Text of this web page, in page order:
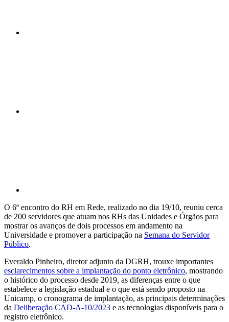
O 6º encontro do RH em Rede, realizado no dia 19/10, reuniu cerca
de 200 servidores que atuam nos RHs das Unidades e Órgãos para
mostrar os avanços de dois processos em andamento na
Universidade e promover a participação na Semana do Servidor
Público.
Everaldo Pinheiro, diretor adjunto da DGRH, trouxe importantes
esclarecimentos sobre a implantação do ponto eletrônico, mostrando
o histórico do processo desde 2019, as diferenças entre o que
estabelece a legislação estadual e o que está sendo proposto na
Unicamp, o cronograma de implantação, as principais determinações
da Deliberação CAD-A-10/2023 e as tecnologias disponíveis para o
registro eletrônico.